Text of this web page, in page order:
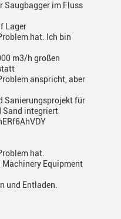
Saugbagger im Fluss
Lager
hat. Ich bin
m3/h großen
anspricht, aber
Sanierungsprojekt für
Sand integriert
hat.
Equipment
und Entladen.